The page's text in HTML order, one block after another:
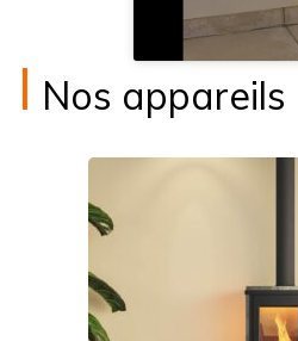
I Nos appareils